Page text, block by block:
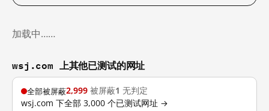
加载中……
wsj.com 上其他已测试的网址
全部被屏蔽2,999 被屏蔽1 无判定
wsj.com 下全部 3,000 个已测试网址 →